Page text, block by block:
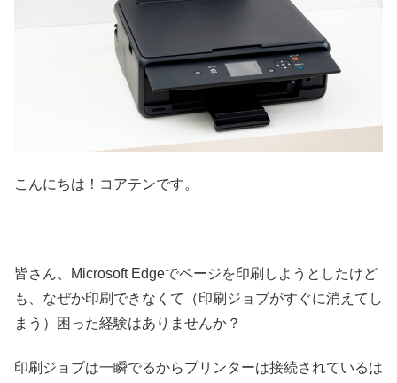
こんにちは！コアテンです。
皆さん、Microsoft Edgeでページを印刷しようとしたけど
も、なぜか印刷できなくて（印刷ジョブがすぐに消えてし
まう）困った経験はありませんか？
印刷ジョブは一瞬でるからプリンターは接続されているは